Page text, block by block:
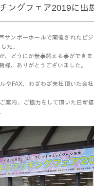
ングフェア2019に出
サンボーホールで開催されたビ
た。
、どうにか無事終える事ができま
様、ありがとうございました。
やFAX、わざわざ来社頂いた会
案内、ご協力をして頂いた日新